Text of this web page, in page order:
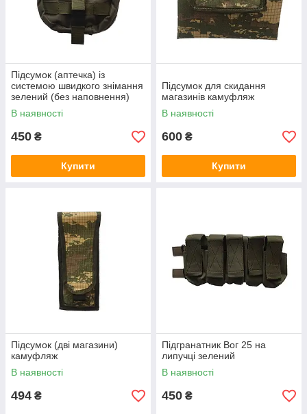
Підсумок (аптечка) із
системою швидкого знімання
зелений (без наповнення)
В наявності
450 ₴
Купити
Підсумок для скидання
магазинів камуфляж
В наявності
600 ₴
Купити
Підсумок (дві магазини)
камуфляж
В наявності
494 ₴
Підгранатник Вог 25 на
липучці зелений
В наявності
450 ₴